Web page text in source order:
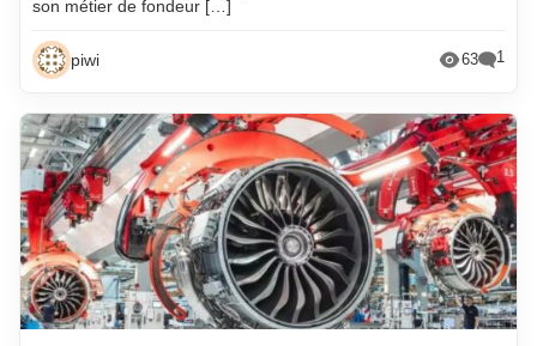
son métier de fondeur […]
piwi 63 1